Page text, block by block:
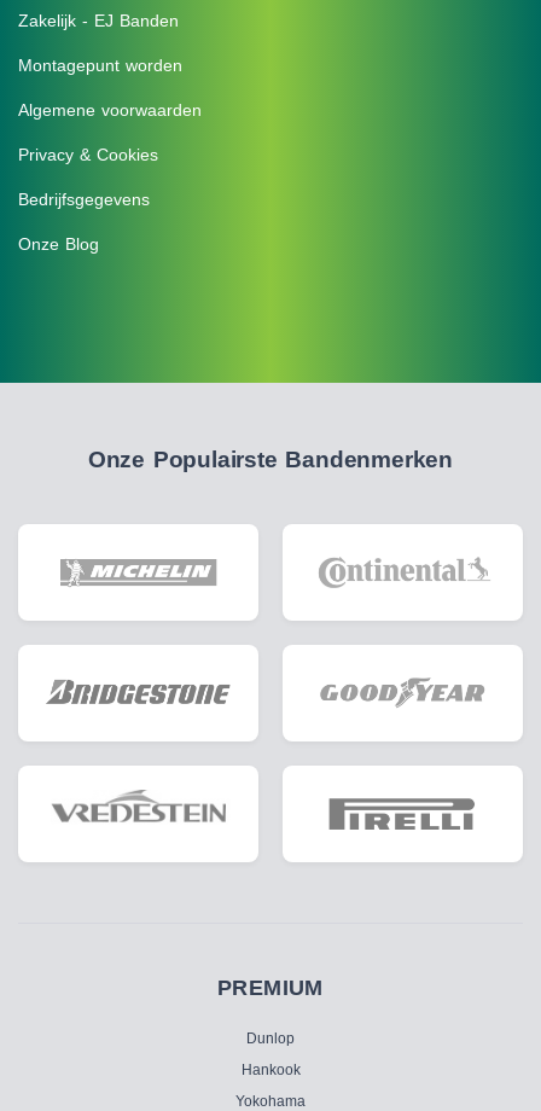
Zakelijk - EJ Banden
Montagepunt worden
Algemene voorwaarden
Privacy & Cookies
Bedrijfsgegevens
Onze Blog
Onze Populairste Bandenmerken
PREMIUM
Dunlop
Hankook
Yokohama